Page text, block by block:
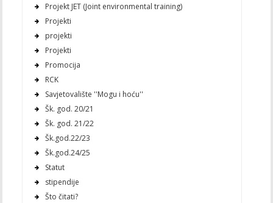
Projekt JET (Joint environmental training)
Projekti
projekti
Projekti
Promocija
RCK
Savjetovalište ''Mogu i hoću''
Šk. god. 20/21
Šk. god. 21/22
Šk.god.22/23
Šk.god.24/25
Statut
stipendije
Što čitati?